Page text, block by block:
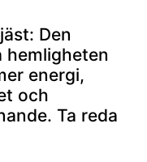
Den
hemligheten
energi,
och
Ta reda